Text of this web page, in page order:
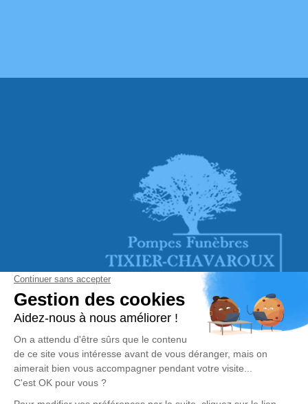
NOS COORDONNÉES
Tixier Chavaroux
7 Chemin De La Croix Des Roberts
63140 CHATEL GUYON
04 73 86 19 55